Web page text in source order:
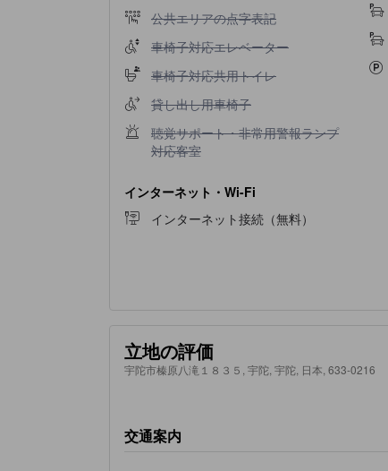
公共エリアの点字表記不可
公共エリアの点字表記
車椅子対応エレベーター不可
車椅子対応エレベーター
車椅子対応共用トイレ不可
車椅子対応共用トイレ
貸し出し用車椅子不可
貸し出し用車椅子
聴覚サポート・非常用警報ランプ対応客室不可
聴覚サポート・非常用警報ランプ
対応客室
インターネット・Wi-Fi
インターネット接続（無料）
立地の評価
宇陀市榛原八滝１８３５, 宇陀, 宇陀, 日本, 633-0216
交通案内